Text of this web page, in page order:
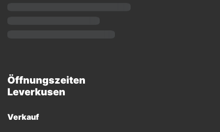
Öffnungszeiten
Leverkusen
Verkauf